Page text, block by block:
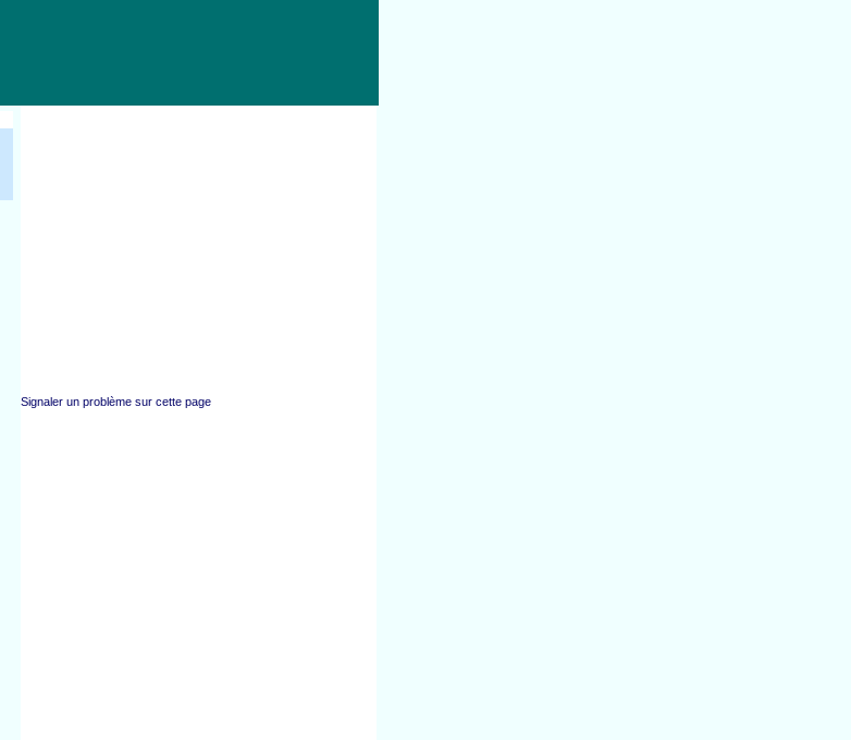
Signaler un problème sur cette page